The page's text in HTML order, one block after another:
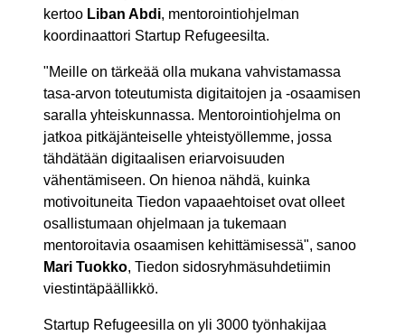
kertoo Liban Abdi, mentorointiohjelman
koordinaattori Startup Refugeesilta.
"Meille on tärkeää olla mukana vahvistamassa
tasa-arvon toteutumista digitaitojen ja -osaamisen
saralla yhteiskunnassa. Mentorointiohjelma on
jatkoa pitkäjänteiselle yhteistyöllemme, jossa
tähdätään digitaalisen eriarvoisuuden
vähentämiseen. On hienoa nähdä, kuinka
motivoituneita Tiedon vapaaehtoiset ovat olleet
osallistumaan ohjelmaan ja tukemaan
mentoroitavia osaamisen kehittämisessä", sanoo
Mari Tuokko, Tiedon sidosryhmäsuhdetiimin
viestintäpäällikkö.
Startup Refugeesilla on yli 3000 työnhakijaa